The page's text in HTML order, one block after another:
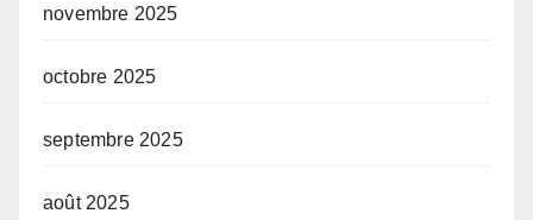
novembre 2025
octobre 2025
septembre 2025
août 2025